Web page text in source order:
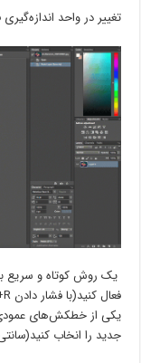
تغییر در واحد
یک روش کوتاه و سریع
یکی از خطکش‌های عمودی
جدید را انخاب